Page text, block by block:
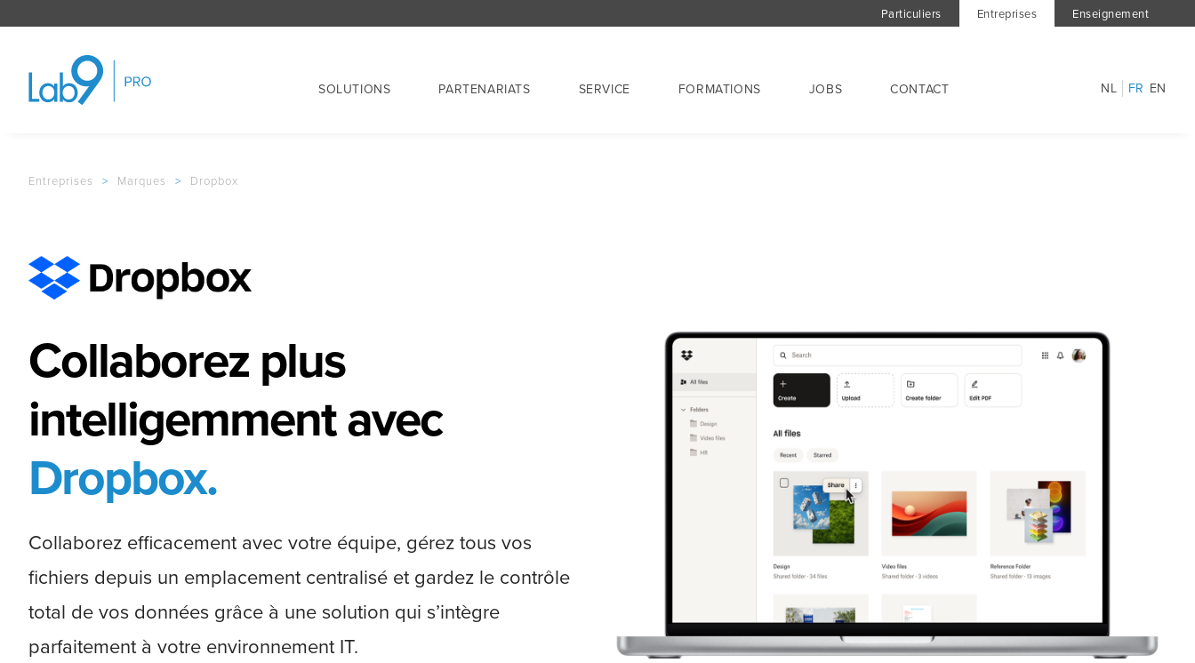
Particuliers Entreprises Enseignement
SOLUTIONS PARTENARIATS SERVICE FORMATIONS JOBS CONTACT NL FR EN
Entreprises > Marques > Dropbox
Collaborez plus
intelligemment avec
Dropbox.
Collaborez efficacement avec votre équipe, gérez tous vos
fichiers depuis un emplacement centralisé et gardez le contrôle
total de vos données grâce à une solution qui s’intègre
parfaitement à votre environnement IT.